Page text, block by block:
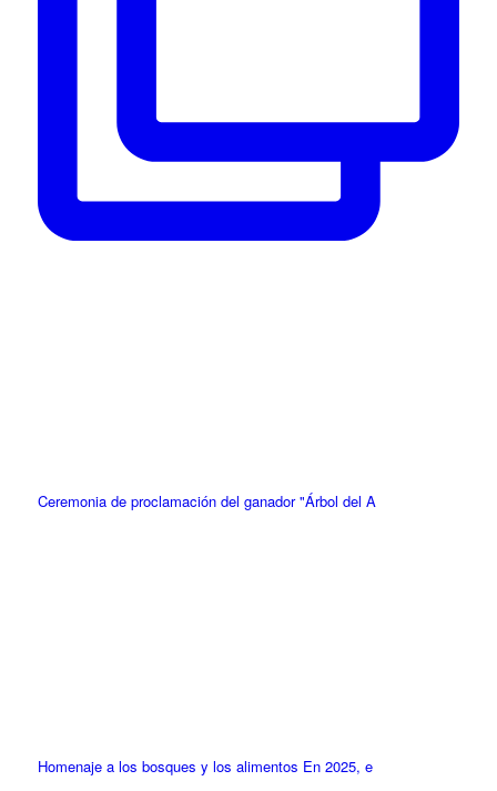
Ceremonia de proclamación del ganador "Árbol del A
Homenaje a los bosques y los alimentos En 2025, e